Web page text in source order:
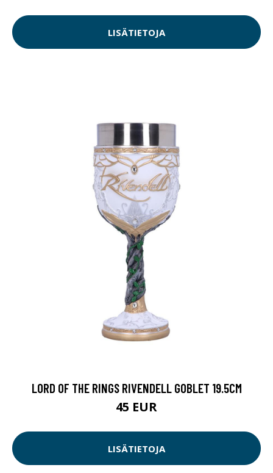
LISÄTIETOJA
LORD OF THE RINGS RIVENDELL GOBLET 19.5CM
45 EUR
LISÄTIETOJA